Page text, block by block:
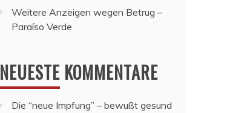
Weitere Anzeigen wegen Betrug –
Paraíso Verde
NEUESTE KOMMENTARE
Die “neue Impfung” – bewußt gesund